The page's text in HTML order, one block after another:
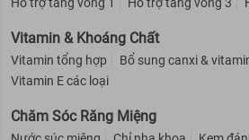
Vitamin & Khoáng Chất
Vitamin tổng hợp Bổ sung canxi &
Vitamin E các loại
Chăm Sóc Răng Miệng